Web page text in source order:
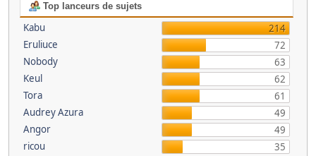
Top lanceurs de sujets
Kabu
214
Eruliuce
72
Nobody
63
Keul
62
Tora
61
Audrey Azura
49
Angor
49
ricou
35